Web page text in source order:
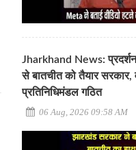
Jharkhand News:
से बातचीत को तैयार सरकार,
प्रतिनिधिमंडल गठित
06 Aug, 2026 09:58 AM